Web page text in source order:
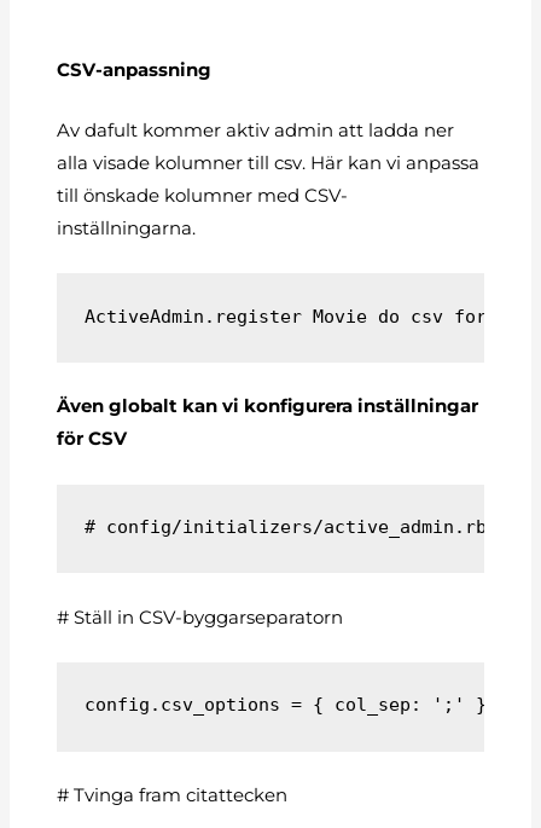
CSV-anpassning
Av dafult kommer aktiv admin att ladda ner
alla visade kolumner till csv. Här kan vi anpassa
till önskade kolumner med CSV-
inställningarna.
ActiveAdmin.register Movie do csv
Även globalt kan vi konfigurera inställningar
för CSV
# config/initializers/active_admin.rb
# Ställ in CSV-byggarseparatorn
config.csv_options = { col_sep: ';' }
# Tvinga fram citattecken